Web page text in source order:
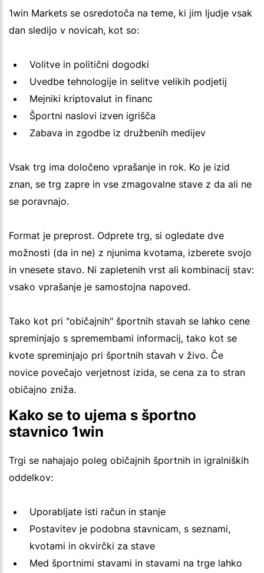
1win Markets se osredotoča na teme, ki jim ljudje vsak
dan sledijo v novicah, kot so:
Volitve in politični dogodki
Uvedbe tehnologije in selitve velikih podjetij
Mejniki kriptovalut in financ
Športni naslovi izven igrišča
Zabava in zgodbe iz družbenih medijev
Vsak trg ima določeno vprašanje in rok. Ko je izid
znan, se trg zapre in vse zmagovalne stave z da ali ne
se poravnajo.
Format je preprost. Odprete trg, si ogledate dve
možnosti (da in ne) z njunima kvotama, izberete svojo
in vnesete stavo. Ni zapletenih vrst ali kombinacij stav:
vsako vprašanje je samostojna napoved.
Tako kot pri "običajnih" športnih stavah se lahko cene
spreminjajo s spremembami informacij, tako kot se
kvote spreminjajo pri športnih stavah v živo. Če
novice povečajo verjetnost izida, se cena za to stran
običajno zniža.
Kako se to ujema s športno
stavnico 1win
Trgi se nahajajo poleg običajnih športnih in igralniških
oddelkov:
Uporabljate isti račun in stanje
Postavitev je podobna stavnicam, s seznami,
kvotami in okvirčki za stave
Med športnimi stavami in stavami na trge lahko